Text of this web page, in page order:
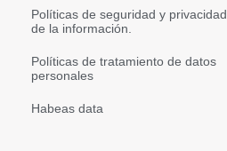
Políticas de seguridad y privacidad
de la información.
Políticas de tratamiento de datos
personales
Habeas data